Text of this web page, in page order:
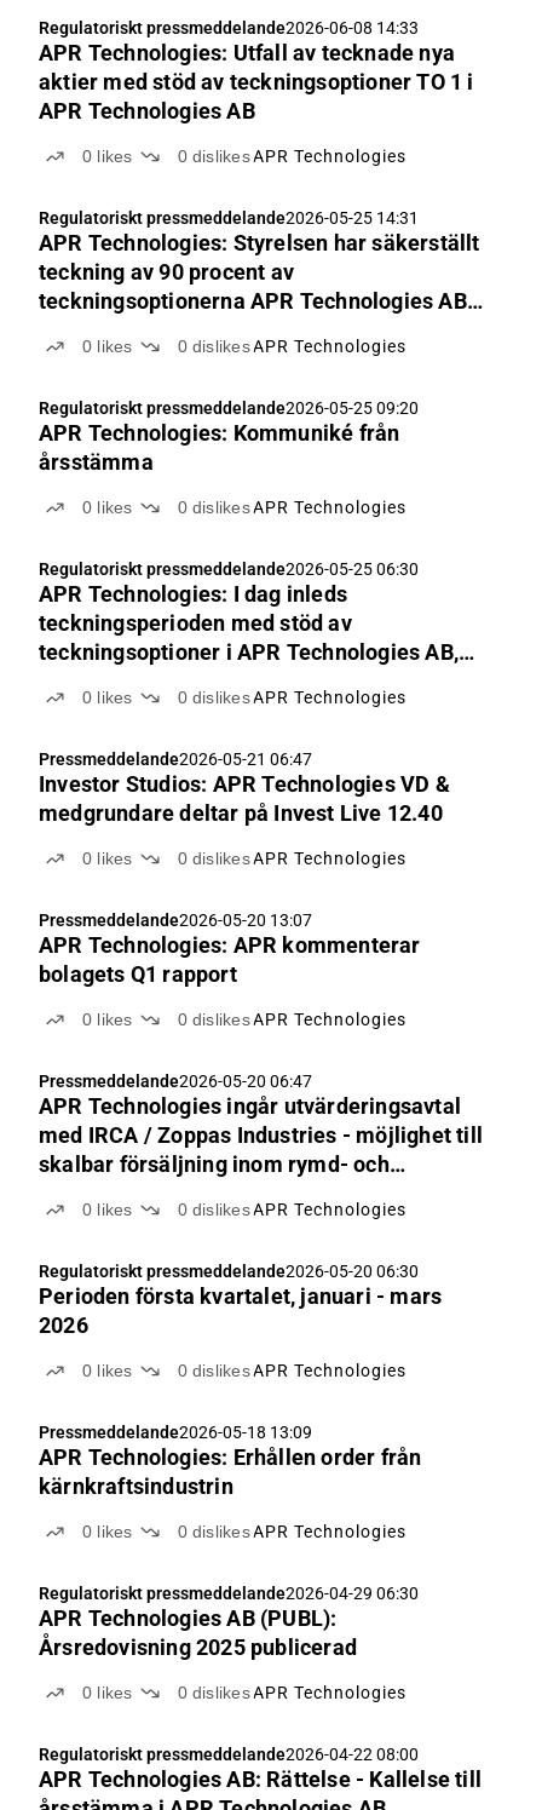
Regulatoriskt pressmeddelande2026-06-08 14:33
APR Technologies: Utfall av tecknade nya
aktier med stöd av teckningsoptioner TO 1 i
APR Technologies AB
0 likes 0 dislikesAPR Technologies
Regulatoriskt pressmeddelande2026-05-25 14:31
APR Technologies: Styrelsen har säkerställt
teckning av 90 procent av
teckningsoptionerna APR Technologies AB,
0 likes 0 dislikesAPR Technologies
Regulatoriskt pressmeddelande2026-05-25 09:20
APR Technologies: Kommuniké från
årsstämma
0 likes 0 dislikesAPR Technologies
Regulatoriskt pressmeddelande2026-05-25 06:30
APR Technologies: I dag inleds
teckningsperioden med stöd av
teckningsoptioner i APR Technologies AB,
0 likes 0 dislikesAPR Technologies
Pressmeddelande2026-05-21 06:47
Investor Studios: APR Technologies VD &
medgrundare deltar på Invest Live 12.40
0 likes 0 dislikesAPR Technologies
Pressmeddelande2026-05-20 13:07
APR Technologies: APR kommenterar
bolagets Q1 rapport
0 likes 0 dislikesAPR Technologies
Pressmeddelande2026-05-20 06:47
APR Technologies ingår utvärderingsavtal
med IRCA / Zoppas Industries - möjlighet till
skalbar försäljning inom rymd- och
0 likes 0 dislikesAPR Technologies
Regulatoriskt pressmeddelande2026-05-20 06:30
Perioden första kvartalet, januari - mars
2026
0 likes 0 dislikesAPR Technologies
Pressmeddelande2026-05-18 13:09
APR Technologies: Erhållen order från
kärnkraftsindustrin
0 likes 0 dislikesAPR Technologies
Regulatoriskt pressmeddelande2026-04-29 06:30
APR Technologies AB (PUBL):
Årsredovisning 2025 publicerad
0 likes 0 dislikesAPR Technologies
Regulatoriskt pressmeddelande2026-04-22 08:00
APR Technologies AB: Rättelse - Kallelse till